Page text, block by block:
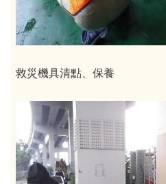
救災機具清點、保養